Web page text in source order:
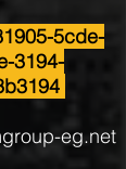
5cde-
3194-
eg.net